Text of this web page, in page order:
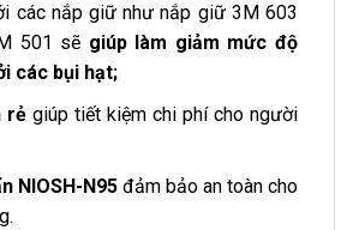
các nắp giữ như nắp giữ 3M 603
501 sẽ giúp làm giảm mức độ
các bụi hạt;
rẻgiúp tiết kiệm chi phí cho người
NIOSH-N95đảm bảo an toàn cho